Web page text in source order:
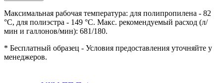
Максимальная рабочая температура: для полипропилена - 82
°C, для полиэстра - 149 °C. Макс. рекомендуемый расход (л/
мин и галлонов/мин): 681/180.
* Бесплатный образец - Условия предоставления уточняйте у
менеджеров.